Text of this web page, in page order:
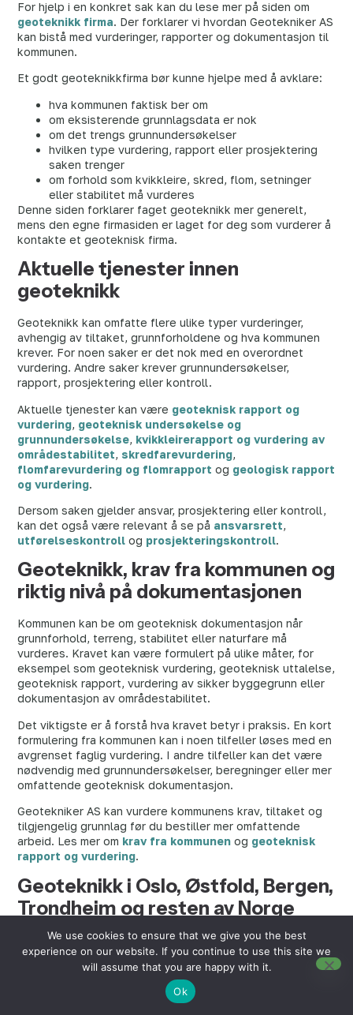
For hjelp i en konkret sak kan du lese mer på siden om
geoteknikk firma. Der forklarer vi hvordan Geotekniker AS
kan bistå med vurderinger, rapporter og dokumentasjon til
kommunen.
Et godt geoteknikkfirma bør kunne hjelpe med å avklare:
hva kommunen faktisk ber om
om eksisterende grunnlagsdata er nok
om det trengs grunnundersøkelser
hvilken type vurdering, rapport eller prosjektering
saken trenger
om forhold som kvikkleire, skred, flom, setninger
eller stabilitet må vurderes
Denne siden forklarer faget geoteknikk mer generelt,
mens den egne firmasiden er laget for deg som vurderer å
kontakte et geoteknisk firma.
Aktuelle tjenester innen
geoteknikk
Geoteknikk kan omfatte flere ulike typer vurderinger,
avhengig av tiltaket, grunnforholdene og hva kommunen
krever. For noen saker er det nok med en overordnet
vurdering. Andre saker krever grunnundersøkelser,
rapport, prosjektering eller kontroll.
Aktuelle tjenester kan være geoteknisk rapport og
vurdering, geoteknisk undersøkelse og
grunnundersøkelse, kvikkleirerapport og vurdering av
områdestabilitet, skredfarevurdering,
flomfarevurdering og flomrapport og geologisk rapport
og vurdering.
Dersom saken gjelder ansvar, prosjektering eller kontroll,
kan det også være relevant å se på ansvarsrett,
utførelseskontroll og prosjekteringskontroll.
Geoteknikk, krav fra kommunen og
riktig nivå på dokumentasjonen
Kommunen kan be om geoteknisk dokumentasjon når
grunnforhold, terreng, stabilitet eller naturfare må
vurderes. Kravet kan være formulert på ulike måter, for
eksempel som geoteknisk vurdering, geoteknisk uttalelse,
geoteknisk rapport, vurdering av sikker byggegrunn eller
dokumentasjon av områdestabilitet.
Det viktigste er å forstå hva kravet betyr i praksis. En kort
formulering fra kommunen kan i noen tilfeller løses med en
avgrenset faglig vurdering. I andre tilfeller kan det være
nødvendig med grunnundersøkelser, beregninger eller mer
omfattende geoteknisk dokumentasjon.
Geotekniker AS kan vurdere kommunens krav, tiltaket og
tilgjengelig grunnlag før du bestiller mer omfattende
arbeid. Les mer om krav fra kommunen og geoteknisk
rapport og vurdering.
Geoteknikk i Oslo, Østfold, Bergen,
Trondheim og resten av Norge
Geoteknikk er lokalt, fordi grunnforhold, terreng, bergnivå,
fyllmasser, marin leire, raviner og kommunale krav varierer
fra sted til sted. I Oslo handler mange saker om
dokumentasjon av sikker byggegrunn, kjellerutgraving,
byggegrop, støttemur, grunnvann, fyllmasser og mulig
We use cookies to ensure that we give you the best
experience on our website. If you continue to use this site we
will assume that you are happy with it.
Ok